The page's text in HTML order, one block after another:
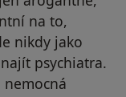
na to,
nikdy jako
psychiatra.
nemocná